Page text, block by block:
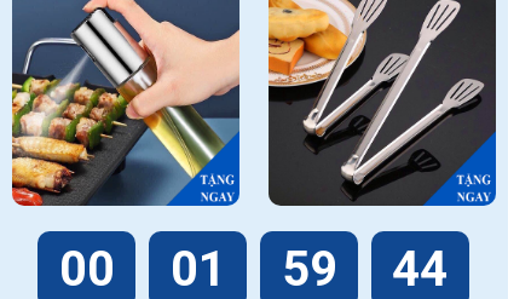
00 01 59 42